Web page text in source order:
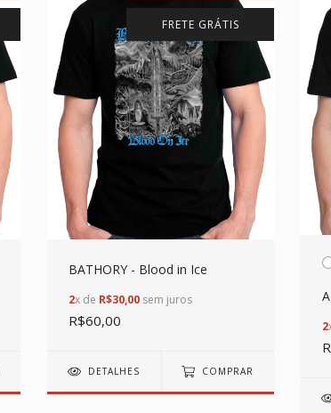
FRETE GRÁTIS
BATHORY - Blood in Ice
2x de R$30,00 sem juros
R$60,00
DETALHES COMPRAR
2